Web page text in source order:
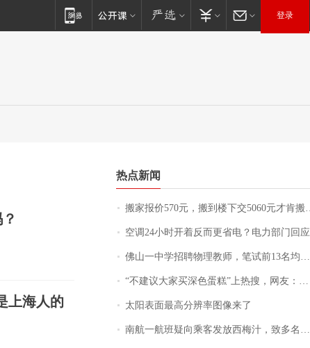
登录
上海人的
热点新闻
搬家报价570元，搬到楼下交5060元才肯搬上楼！女子傻眼了……
空调24小时开着反而更省电？电力部门回应
佛山一中学招聘物理教师，笔试前13名均遭淘汰？教育局：已叫停招聘，成立调查组全面核查
“不建议大家买深色蛋糕”上热搜，网友：天塌了！
太阳表面最高分辨率图像来了
南航一航班疑向乘客发放西梅汁，致多名乘客在飞行途中排队上厕所！乘客：机上100多人只有2个厕所；客服回应：并非每架飞机都会发放西梅汁